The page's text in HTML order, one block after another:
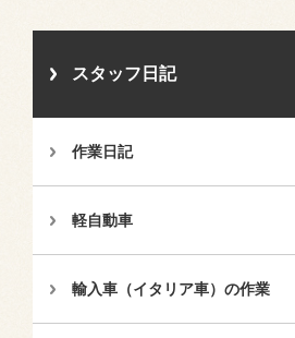
スタッフ日記
作業日記
軽自動車
輸入車（イタリア車）の作業